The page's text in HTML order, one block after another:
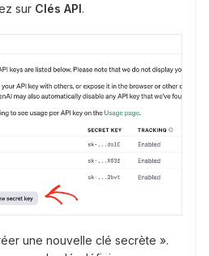
sur Clés API.
une nouvelle clé secrète ».